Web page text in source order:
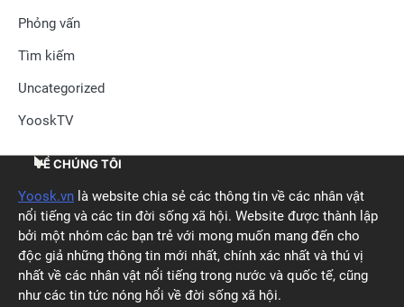
Phỏng vấn
Tìm kiếm
Uncategorized
YooskTV
VỀ CHÚNG TÔI
Yoosk.vn là website chia sẻ các thông tin về các nhân vật
nổi tiếng và các tin đời sống xã hội. Website được thành lập
bởi một nhóm các bạn trẻ với mong muốn mang đến cho
độc giả những thông tin mới nhất, chính xác nhất và thú vị
nhất về các nhân vật nổi tiếng trong nước và quốc tế, cũng
như các tin tức nóng hổi về đời sống xã hội.